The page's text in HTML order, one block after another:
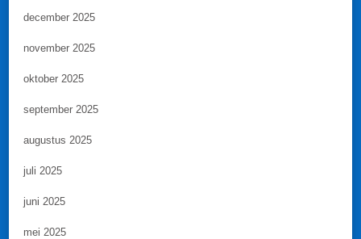
december 2025
november 2025
oktober 2025
september 2025
augustus 2025
juli 2025
juni 2025
mei 2025